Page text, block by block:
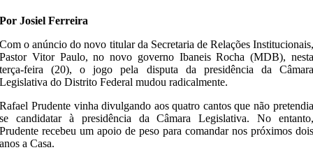
Por Josiel Ferreira
Com o anúncio do novo titular da Secretaria de Relações Institucionais,
Pastor Vitor Paulo, no novo governo Ibaneis Rocha (MDB), nesta
terça-feira (20), o jogo pela disputa da presidência da Câmara
Legislativa do Distrito Federal mudou radicalmente.
Rafael Prudente vinha divulgando aos quatro cantos que não pretendia
se candidatar à presidência da Câmara Legislativa. No entanto,
Prudente recebeu um apoio de peso para comandar nos próximos dois
anos a Casa.